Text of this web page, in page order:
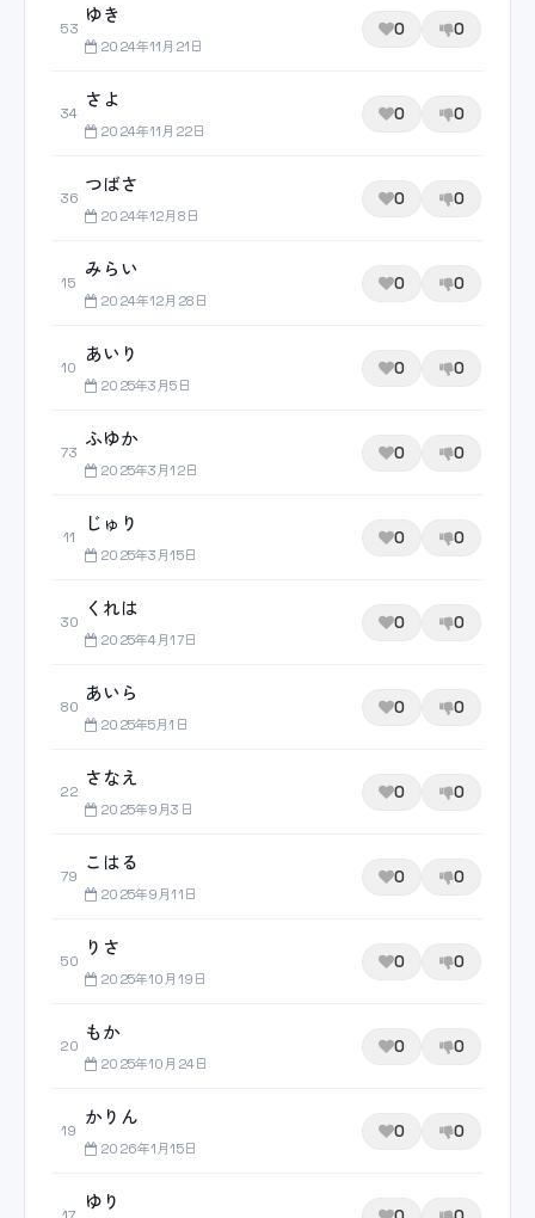
53
ゆき
2024年11月21日
0 0
34
さよ
2024年11月22日
0 0
36
つばさ
2024年12月8日
0 0
15
みらい
2024年12月28日
0 0
10
あいり
2025年3月5日
0 0
73
ふゆか
2025年3月12日
0 0
11
じゅり
2025年3月15日
0 0
30
くれは
2025年4月17日
0 0
80
あいら
2025年5月1日
0 0
22
さなえ
2025年9月3日
0 0
79
こはる
2025年9月11日
0 0
50
りさ
2025年10月19日
0 0
20
もか
2025年10月24日
0 0
19
かりん
2026年1月15日
0 0
ゆり